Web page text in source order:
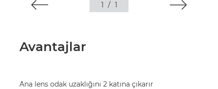
1 / 1
Avantajlar
Ana lens odak uzaklığını 2 katına çıkarır